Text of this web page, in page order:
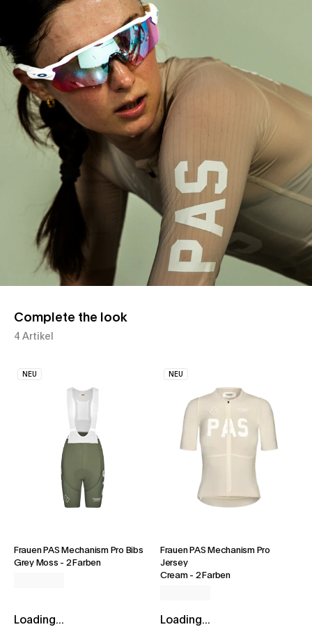
Complete the look
4 Artikel
NEU
Frauen PAS Mechanism Pro Bibs
Grey Moss - 2 Farben
Loading...
NEU
Frauen PAS Mechanism Pro
Jersey
Cream- 2 Farben
Loading...